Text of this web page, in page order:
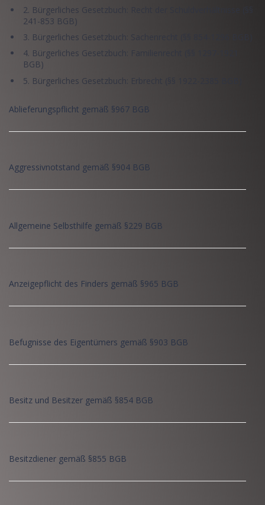
2. Bürgerliches Gesetzbuch: Recht der Schuldverhältnisse (§§
241-853 BGB)
3. Bürgerliches Gesetzbuch: Sachenrecht (§§ 854-1296 BGB)
4. Bürgerliches Gesetzbuch: Familienrecht (§§ 1297-1921
BGB)
5. Bürgerliches Gesetzbuch: Erbrecht (§§ 1922-2385 BGB)
Ablieferungspflicht gemäß §967 BGB
Aggressivnotstand gemäß §904 BGB
Allgemeine Selbsthilfe gemäß §229 BGB
Anzeigepflicht des Finders gemäß §965 BGB
Befugnisse des Eigentümers gemäß §903 BGB
Besitz und Besitzer gemäß §854 BGB
Besitzdiener gemäß §855 BGB